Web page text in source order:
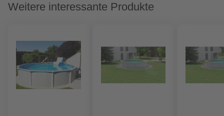
Weitere interessante Produkte